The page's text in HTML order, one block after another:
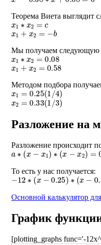
Теорема Виета выглядит
x1∗x2= c
x1 + x2 =− b
Мы получаем следующую
x1∗x2=0.08
x1 + x2 =0.58
Методом подбора
x1=0.25(1/4)
x2 =0.33(1/3)
Разложение на
Разложение происходит
a ∗(x−x1)∗ (x−x2)=0
То есть у нас получается:
−12∗(x−0.25)∗(x−0.33)
Основной калькулятор
График
[plotting_graphs func='-